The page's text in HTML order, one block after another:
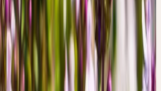
pelouses maigres ; sols
occidental ; cultivé en Europe